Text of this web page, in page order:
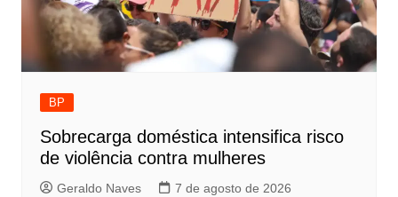
BP
Sobrecarga doméstica intensifica risco
de violência contra mulheres
Geraldo Naves 7 de agosto de 2026